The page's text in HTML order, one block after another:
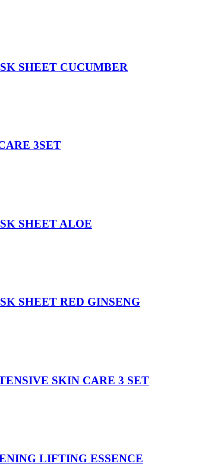
SHEET CUCUMBER
3SET
SHEET ALOE
SHEET RED GINSENG
SKIN CARE 3 SET
LIFTING ESSENCE